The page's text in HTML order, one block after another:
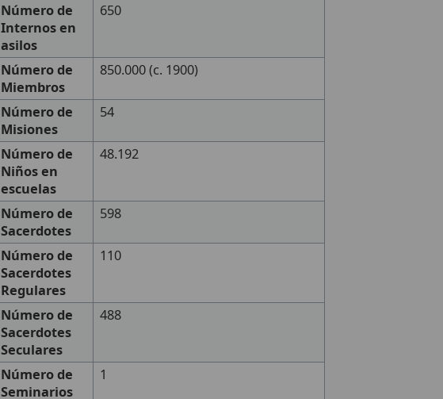
Número de
Internos en
asilos
650
Número de
Miembros
850.000 (c. 1900)
Número de
Misiones
54
Número de
Niños en
escuelas
48.192
Número de
Sacerdotes
598
Número de
Sacerdotes
Regulares
110
Número de
Sacerdotes
Seculares
488
Número de
Seminarios
1